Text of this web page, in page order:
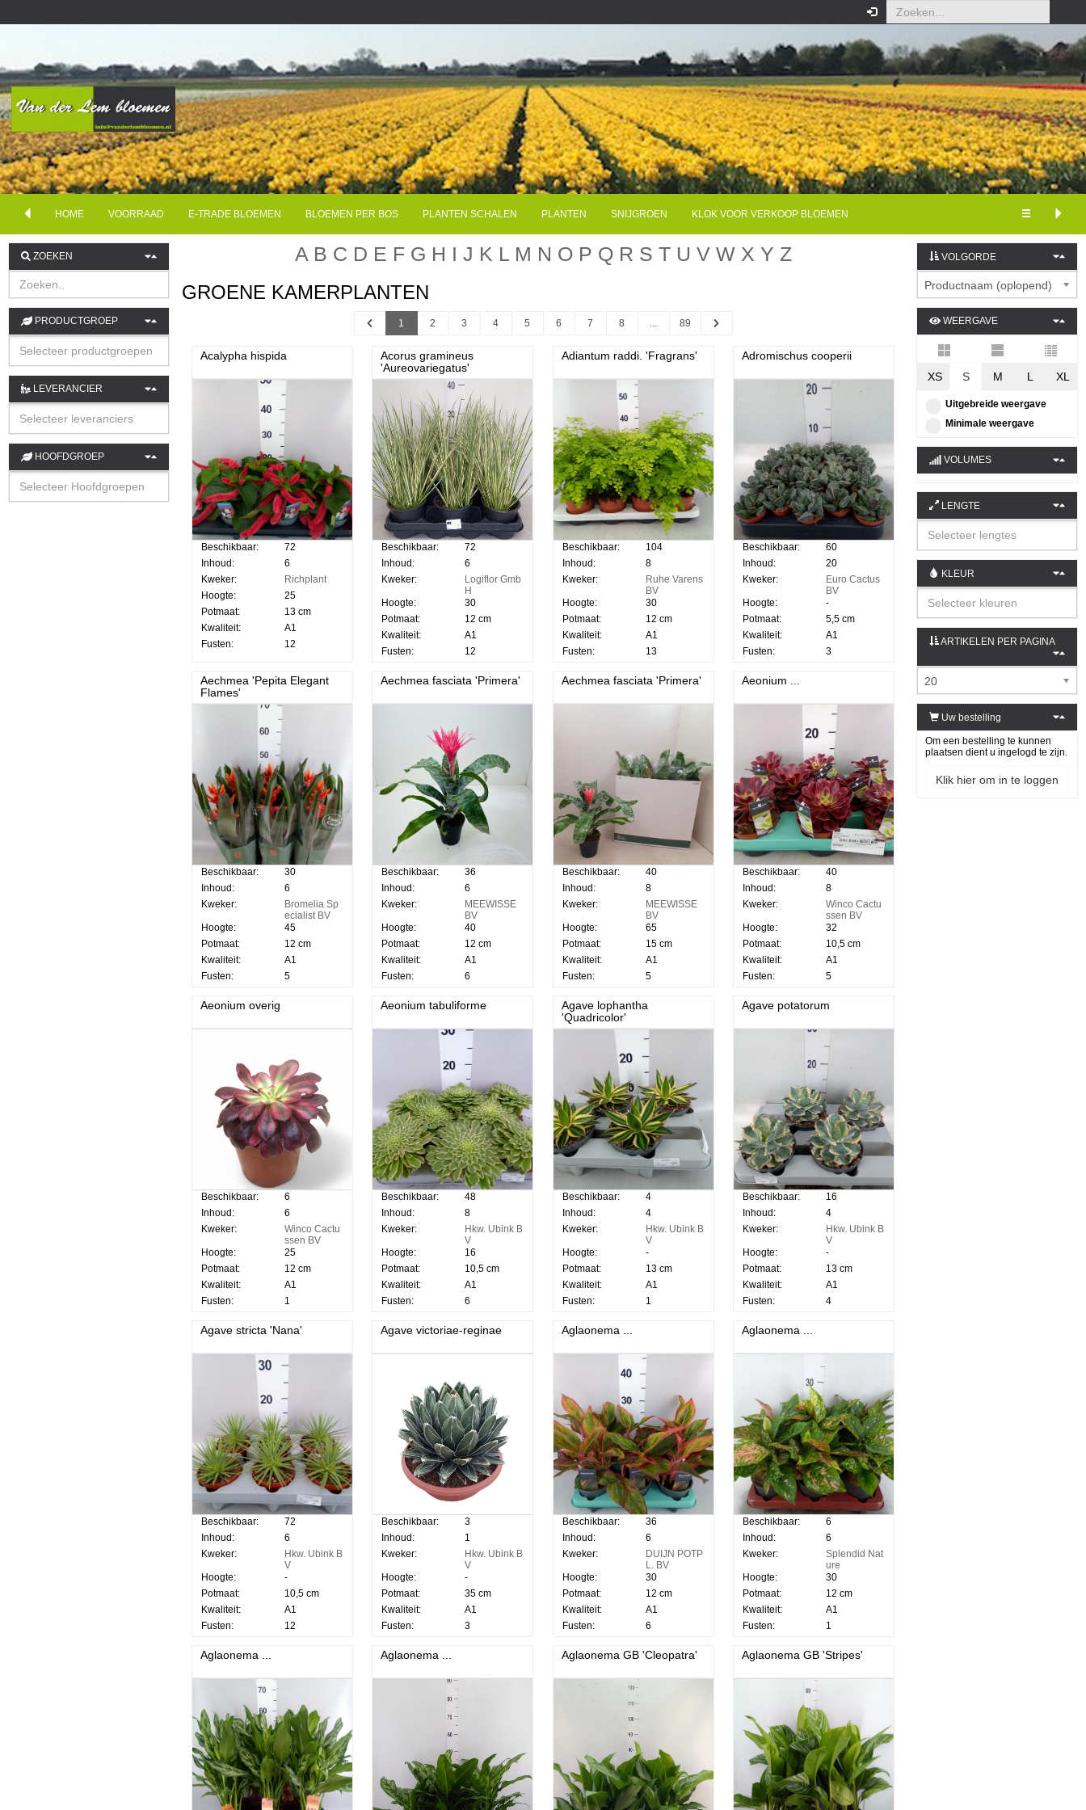
HOME VOORRAAD E-TRADE BLOEMEN BLOEMEN PER BOS PLANTEN SCHALEN PLANTEN SNIJGROEN KLOK VOOR VERKOOP BLOEMEN
A B C D E F G H I J K L M N O P Q R S T U V W X Y Z
GROENE KAMERPLANTEN
Previous
1 2 3 4 5 6 7 8 ... 89 Next
Acalypha hispida
Beschikbaar:
72
Inhoud:
6
Kweker:
Richplant
Hoogte:
25
Potmaat:
13 cm
Kwaliteit:
A1
Fusten:
12
Acorus gramineus
'Aureovariegatus'
Beschikbaar:
72
Inhoud:
6
Kweker:
Logiflor Gmb
H
Hoogte:
30
Potmaat:
12 cm
Kwaliteit:
A1
Fusten:
12
Adiantum raddi. 'Fragrans'
Beschikbaar:
104
Inhoud:
8
Kweker:
Ruhe Varens
BV
Hoogte:
30
Potmaat:
12 cm
Kwaliteit:
A1
Fusten:
13
Adromischus cooperii
Beschikbaar:
60
Inhoud:
20
Kweker:
Euro Cactus
BV
Hoogte:
-
Potmaat:
5,5 cm
Kwaliteit:
A1
Fusten:
3
Aechmea 'Pepita Elegant
Flames'
Beschikbaar:
30
Inhoud:
6
Kweker:
Bromelia Sp
ecialist BV
Hoogte:
45
Potmaat:
12 cm
Kwaliteit:
A1
Fusten:
5
Aechmea fasciata 'Primera'
Beschikbaar:
36
Inhoud:
6
Kweker:
MEEWISSE
BV
Hoogte:
40
Potmaat:
12 cm
Kwaliteit:
A1
Fusten:
6
Aechmea fasciata 'Primera'
Beschikbaar:
40
Inhoud:
8
Kweker:
MEEWISSE
BV
Hoogte:
65
Potmaat:
15 cm
Kwaliteit:
A1
Fusten:
5
Aeonium ...
Beschikbaar:
40
Inhoud:
8
Kweker:
Winco Cactu
ssen BV
Hoogte:
32
Potmaat:
10,5 cm
Kwaliteit:
A1
Fusten:
5
Aeonium overig
Beschikbaar:
6
Inhoud:
6
Kweker:
Winco Cactu
ssen BV
Hoogte:
25
Potmaat:
12 cm
Kwaliteit:
A1
Fusten:
1
Aeonium tabuliforme
Beschikbaar:
48
Inhoud:
8
Kweker:
Hkw. Ubink B
V
Hoogte:
16
Potmaat:
10,5 cm
Kwaliteit:
A1
Fusten:
6
Agave lophantha
'Quadricolor'
Beschikbaar:
4
Inhoud:
4
Kweker:
Hkw. Ubink B
V
Hoogte:
-
Potmaat:
13 cm
Kwaliteit:
A1
Fusten:
1
Agave potatorum
Beschikbaar:
16
Inhoud:
4
Kweker:
Hkw. Ubink B
V
Hoogte:
-
Potmaat:
13 cm
Kwaliteit:
A1
Fusten:
4
Agave stricta 'Nana'
Beschikbaar:
72
Inhoud:
6
Kweker:
Hkw. Ubink B
V
Hoogte:
-
Potmaat:
10,5 cm
Kwaliteit:
A1
Fusten:
12
Agave victoriae-reginae
Beschikbaar:
3
Inhoud:
1
Kweker:
Hkw. Ubink B
V
Hoogte:
-
Potmaat:
35 cm
Kwaliteit:
A1
Fusten:
3
Aglaonema ...
Beschikbaar:
36
Inhoud:
6
Kweker:
DUIJN POTP
L. BV
Hoogte:
30
Potmaat:
12 cm
Kwaliteit:
A1
Fusten:
6
Aglaonema ...
Beschikbaar:
6
Inhoud:
6
Kweker:
Splendid Nat
ure
Hoogte:
30
Potmaat:
12 cm
Kwaliteit:
A1
Fusten:
1
Aglaonema ... Aglaonema ... Aglaonema GB 'Cleopatra' Aglaonema GB 'Stripes'
ZOEKEN
PRODUCTGROEP
LEVERANCIER
HOOFDGROEP
VOLGORDE
Productnaam (oplopend)
WEERGAVE
XS S M L XL
Uitgebreide weergave
Minimale weergave
VOLUMES
LENGTE
KLEUR
ARTIKELEN PER PAGINA
20
Uw bestelling
Om een bestelling te kunnen
plaatsen dient u ingelogd te zijn.
Klik hier om in te loggen